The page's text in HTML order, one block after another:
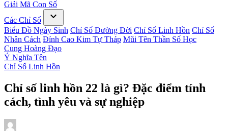
Giải Mã Con Số
Các Chỉ Số
expand_more
Biểu Đồ Ngày Sinh Chỉ Số Đường Đời Chỉ Số Linh Hồn Chỉ Số
Nhân Cách Đỉnh Cao Kim Tự Tháp Mũi Tên Thần Số Học
Cung Hoàng Đạo
Ý Nghĩa Tên
Chỉ Số Linh Hồn
Chỉ số linh hồn 22 là gì? Đặc điểm tính
cách, tình yêu và sự nghiệp